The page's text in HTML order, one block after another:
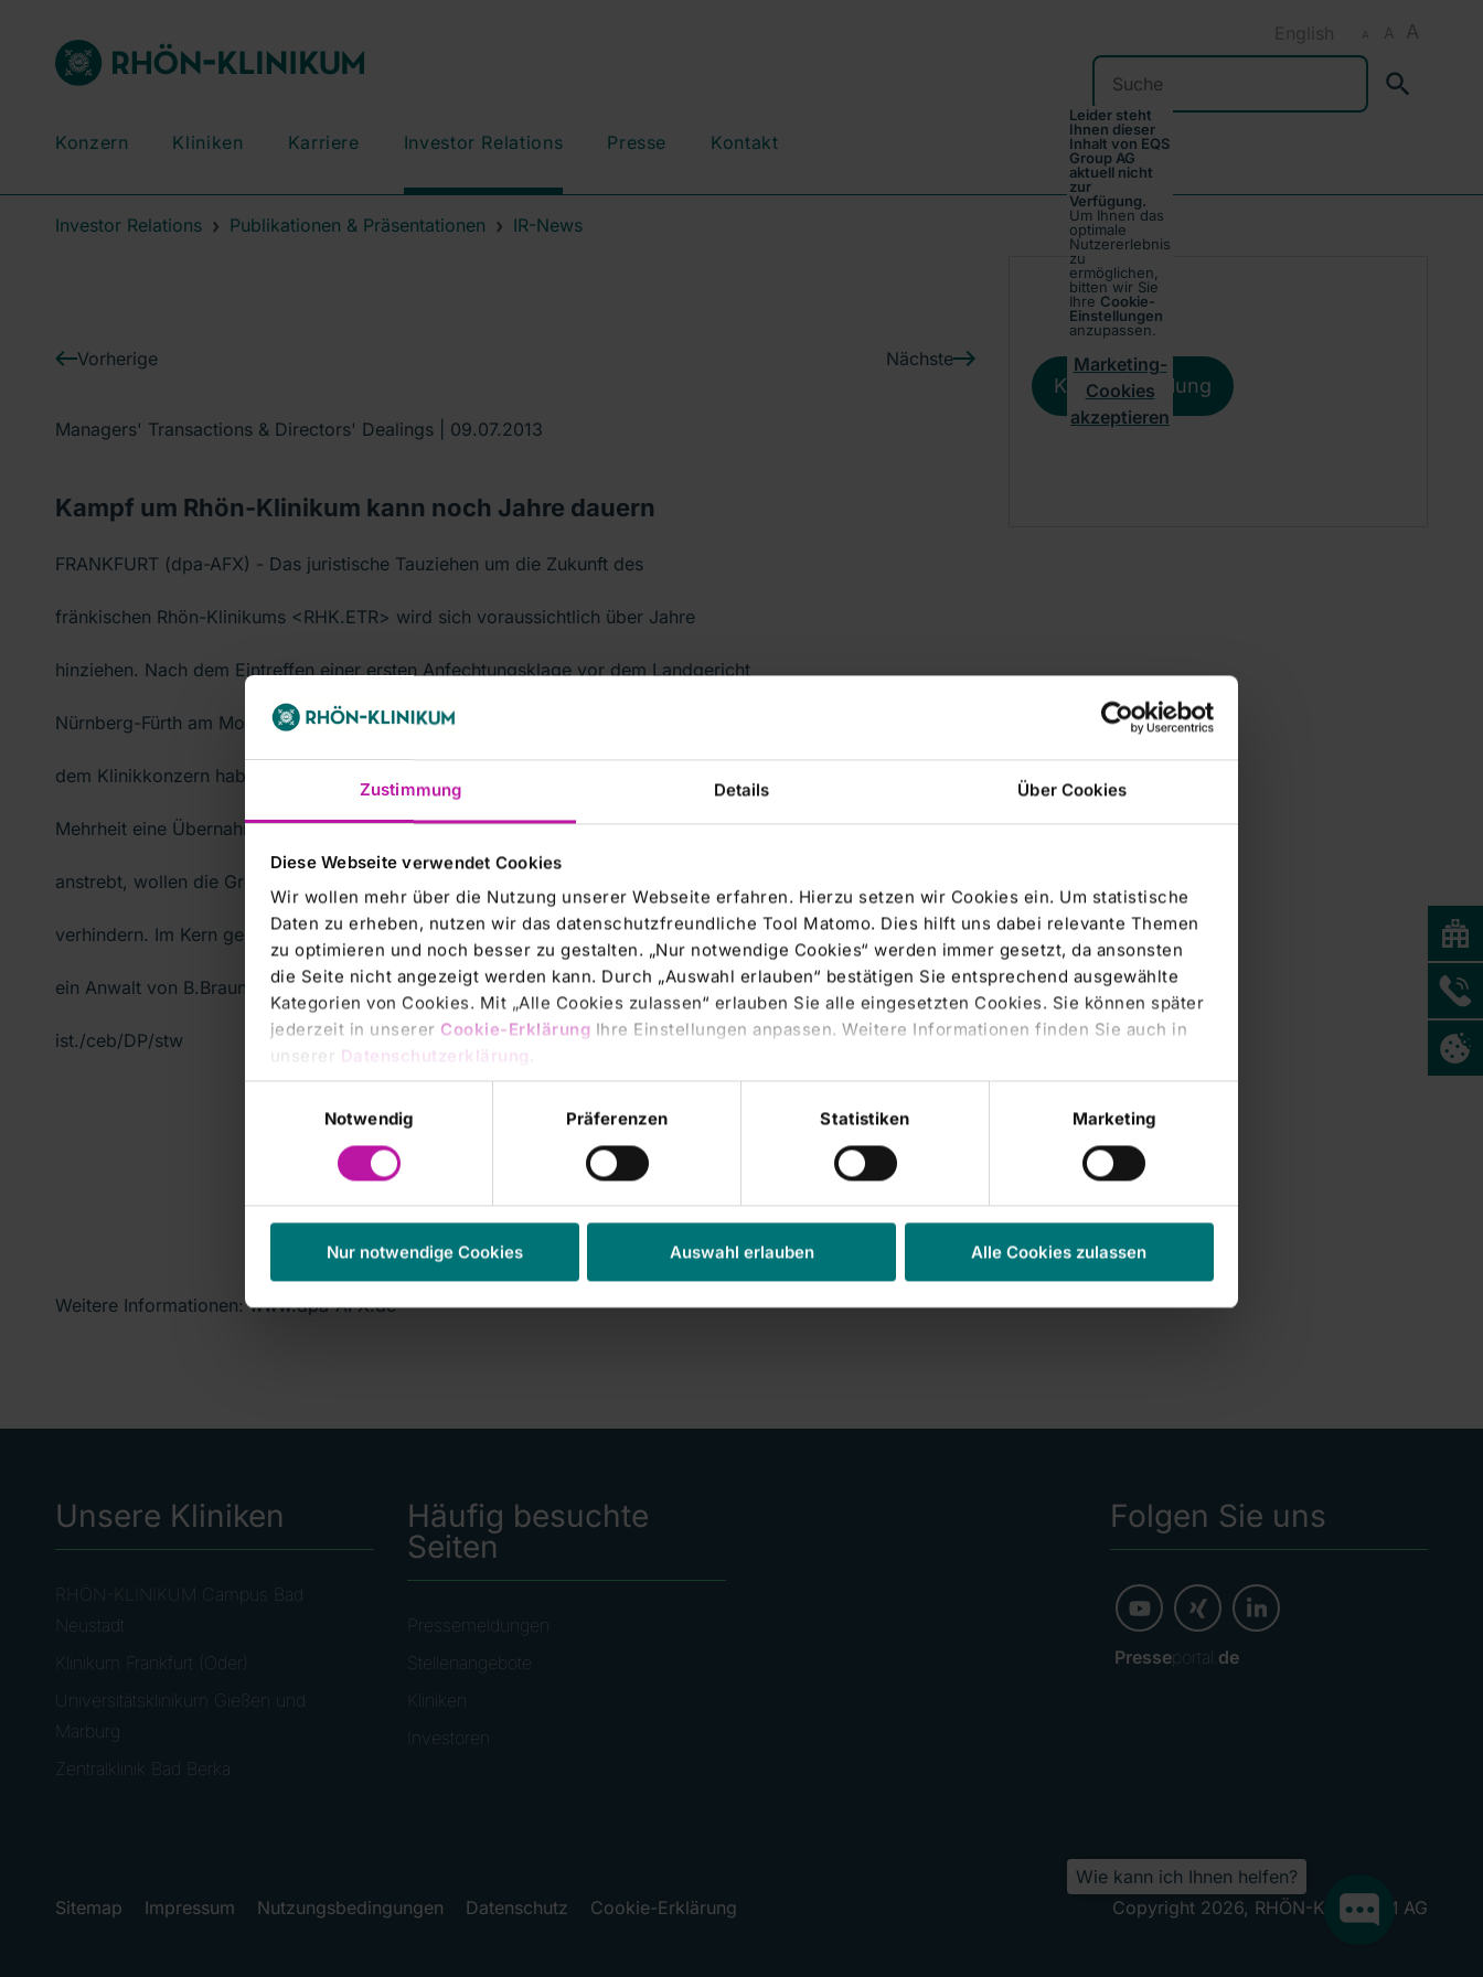
Zustimmung Details Über Cookies
Diese Webseite verwendet Cookies
Wir wollen mehr über die Nutzung unserer Webseite erfahren. Hierzu setzen wir Cookies ein. Um statistische
Daten zu erheben, nutzen wir das datenschutzfreundliche Tool Matomo. Dies hilft uns dabei relevante Themen
zu optimieren und noch besser zu gestalten. „Nur notwendige Cookies“ werden immer gesetzt, da ansonsten
die Seite nicht angezeigt werden kann. Durch „Auswahl erlauben“ bestätigen Sie entsprechend ausgewählte
Kategorien von Cookies. Mit „Alle Cookies zulassen“ erlauben Sie alle eingesetzten Cookies. Sie können später
jederzeit in unserer Cookie-Erklärung Ihre Einstellungen anpassen. Weitere Informationen finden Sie auch in
unserer Datenschutzerklärung
Notwendig
Präferenzen Statistiken Marketing
Nur notwendige Cookies Auswahl erlauben Alle Cookies zulassen
A A A
English
Suchen
Konzern Kliniken Karriere Investor Relations Presse Kontakt
Investor Relations Publikationen & Präsentationen IR-News
Vorherige Nächste
Managers' Transactions & Directors' Dealings | 09.07.2013
Kampf um Rhön-Klinikum kann noch Jahre dauern
FRANKFURT (dpa-AFX) - Das juristische Tauziehen um die Zukunft des
fränkischen Rhön-Klinikums <RHK.ETR> wird sich voraussichtlich über Jahre
hinziehen. Nach dem Eintreffen einer ersten Anfechtungsklage vor dem Landgericht
Nürnberg-Fürth am Montag ist bereits mindestens eine weitere angekündigt. Bei
dem Klinikkonzern haben sich die Großaktionäre ineinander verkeilt. Während die
Mehrheit eine Übernahme durch den Dax-Konzern <DAX.ETR> Fresenius SE <FRE.ETR>
anstrebt, wollen die Großaktionäre B.Braun Holding und Asklepios genau dieses
verhindern. Im Kern geht es um die Frage, ob bei der Hauptversammlung im Juni
ein Anwalt von B.Braun zu Recht von der Abstimmung ausgeschlossen worden
ist./ceb/DP/stw
Weitere Informationen: www.dpa-AFX.de
Leider steht
Ihnen dieser
Inhalt von EQS
Group AG
aktuell nicht
zur
Verfügung.
Um Ihnen das
optimale
Nutzererlebnis
zu
ermöglichen,
bitten wir Sie
Ihre Cookie-
Einstellungen
anzupassen.
Marketing-
Cookies
akzeptieren
Kursentwicklung
Unsere Kliniken
RHÖN-KLINIKUM Campus Bad
Neustadt
Klinikum Frankfurt (Oder)
Universitätsklinikum Gießen und
Marburg
Zentralklinik Bad Berka
Häufig besuchte
Seiten
Pressemeldungen
Stellenangebote
Kliniken
Investoren
Folgen Sie uns
Presseportal. de
Sitemap Impressum Nutzungsbedingungen Datenschutz Cookie-Erklärung Copyright 2026, RHÖN-KLINIKUM AG
Wie kann ich Ihnen helfen?